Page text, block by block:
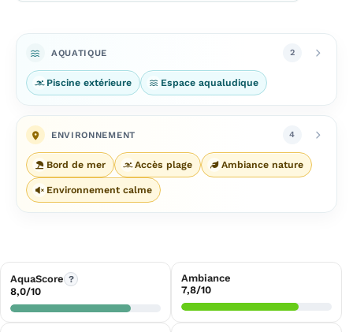
AQUATIQUE 2
Piscine extérieure Espace aqualudique
ENVIRONNEMENT 4
Bord de mer Accès plage Ambiance nature
Environnement calme
AquaScore ?
8,0/10
Ambiance
7,8/10